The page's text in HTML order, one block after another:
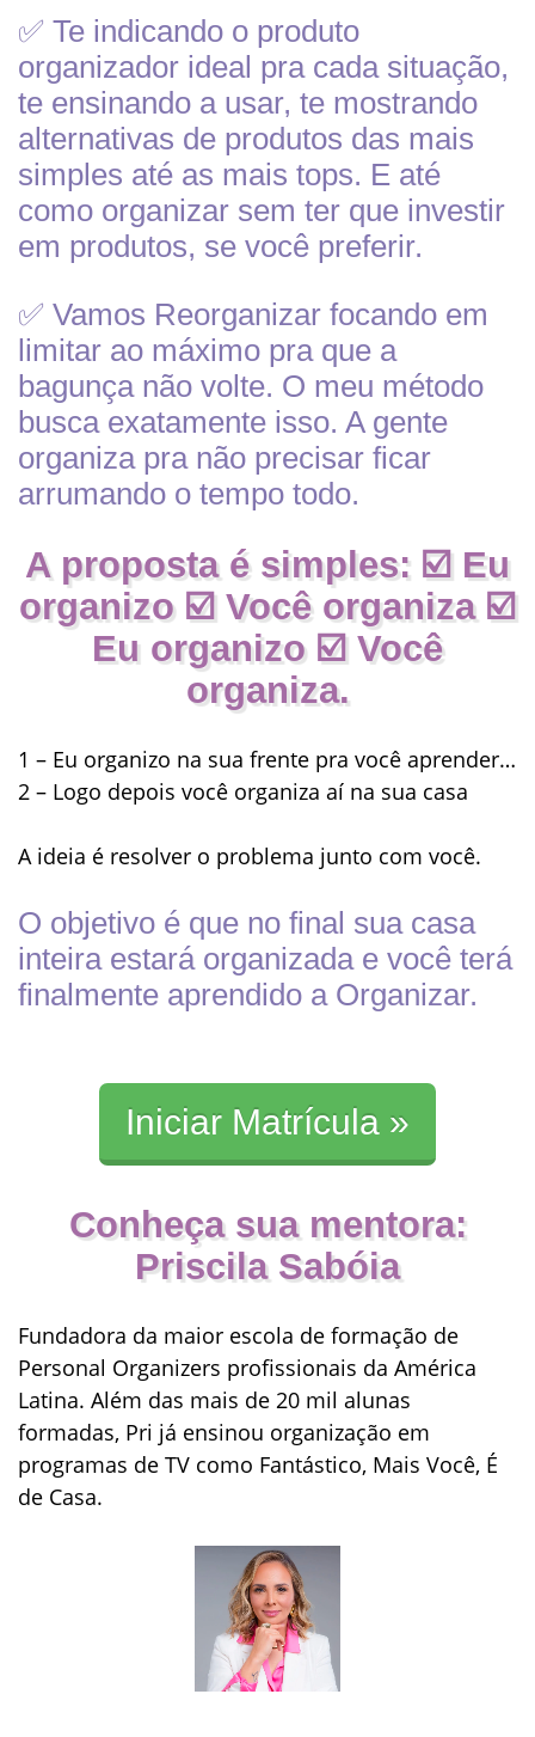
✅ Te indicando o produto
organizador ideal pra cada situação,
te ensinando a usar, te mostrando
alternativas de produtos das mais
simples até as mais tops. E até
como organizar sem ter que investir
em produtos, se você preferir.
✅ Vamos Reorganizar focando em
limitar ao máximo pra que a
bagunça não volte. O meu método
busca exatamente isso. A gente
organiza pra não precisar ficar
arrumando o tempo todo.
A proposta é simples: ☑️ Eu
organizo ☑️ Você organiza ☑️
Eu organizo ☑️ Você
organiza.
1 – Eu organizo na sua frente pra você aprender…
2 – Logo depois você organiza aí na sua casa
A ideia é resolver o problema junto com você.
O objetivo é que no final sua casa
inteira estará organizada e você terá
finalmente aprendido a Organizar.
Iniciar Matrícula »
Conheça sua mentora:
Priscila Sabóia
Fundadora da maior escola de formação de
Personal Organizers profissionais da América
Latina. Além das mais de 20 mil alunas
formadas, Pri já ensinou organização em
programas de TV como Fantástico, Mais Você, É
de Casa.